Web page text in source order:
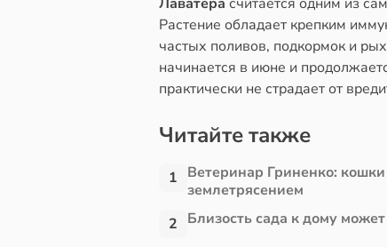
Лаватера считается одним из
Растение обладает крепким
частых поливов, подкормок и
начинается в июне и
практически не страдает от
Читайте также
1 Ветеринар Гриненко:
землетрясением
2 Близость сада к дому